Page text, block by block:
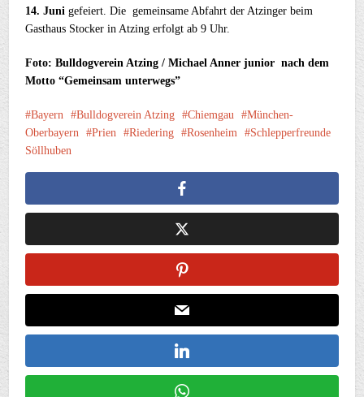
14. Juni gefeiert. Die gemeinsame Abfahrt der Atzinger beim
Gasthaus Stocker in Atzing erfolgt ab 9 Uhr.
Foto: Bulldogverein Atzing / Michael Anner junior nach dem
Motto “Gemeinsam unterwegs”
Bayern Bulldogverein Atzing Chiemgau
München-
Oberbayern
Prien Riedering Rosenheim
Schlepperfreunde
Söllhuben